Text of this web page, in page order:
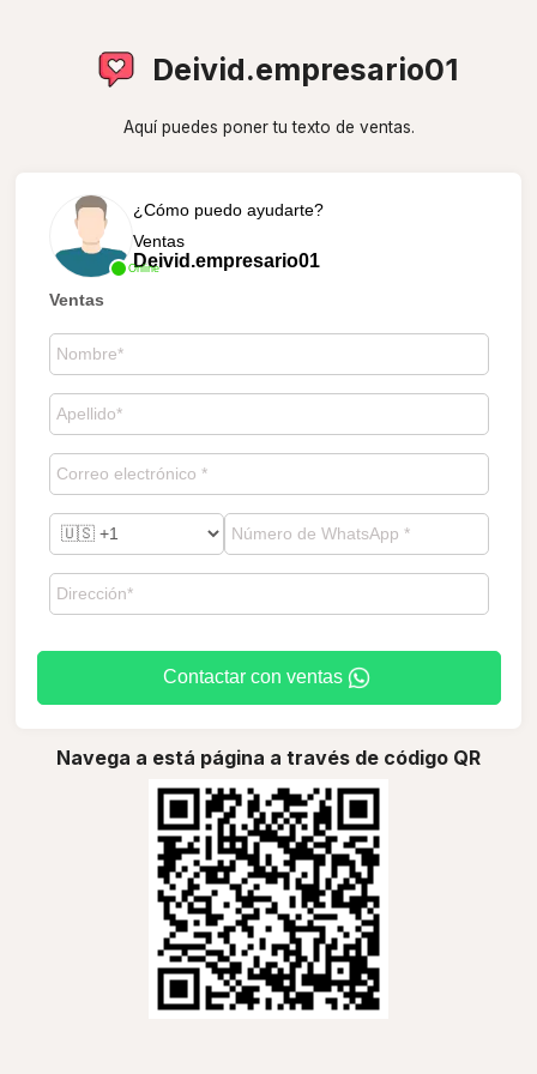
Deivid.empresario01
Aquí puedes poner tu texto de ventas.
Online
¿Cómo puedo ayudarte?
Ventas
Deivid.empresario01
Ventas
Contactar con ventas
Navega a está página a través de código QR